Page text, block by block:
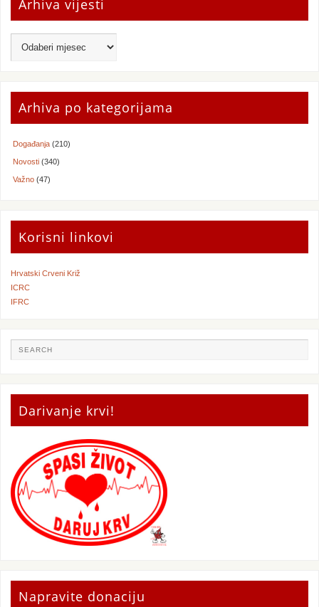
Arhiva vijesti
Arhiva po kategorijama
Događanja (210)
Novosti (340)
Važno (47)
Korisni linkovi
Hrvatski Crveni Križ
ICRC
IFRC
Darivanje krvi!
Napravite donaciju